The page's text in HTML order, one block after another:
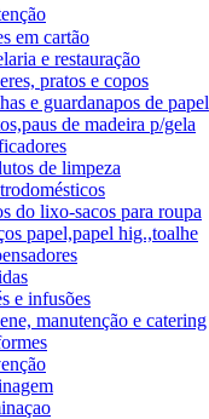
em cartão
e restauração
pratos e copos
e guardanapos de papel
de madeira p/gela
de limpeza
do lixo-sacos para roupa
papel,papel hig.,toalhe
e infusões
manutenção e catering